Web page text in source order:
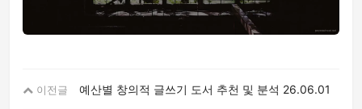
이전글 예산별 창의적 글쓰기 도서 추천 및 분석 26.06.01